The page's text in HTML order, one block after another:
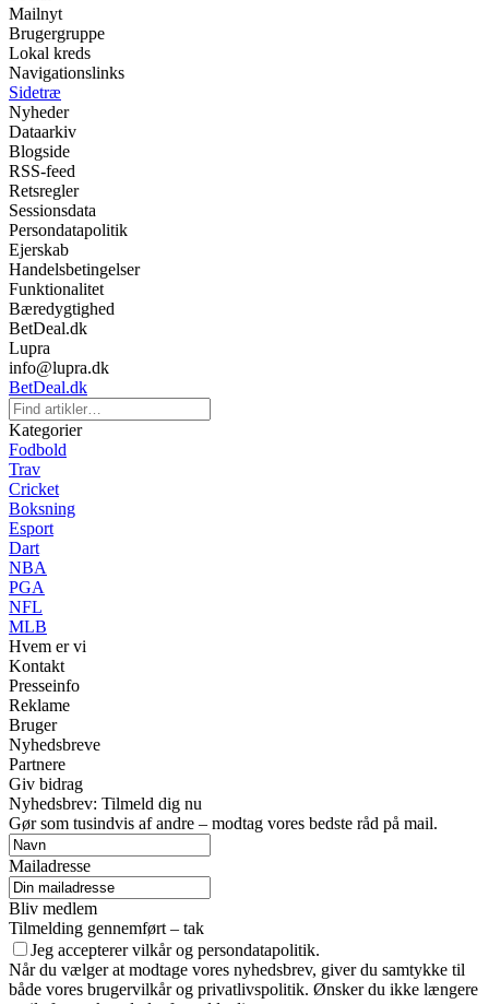
Mailnyt
Brugergruppe
Lokal kreds
Navigationslinks
Sidetræ
Nyheder
Dataarkiv
Blogside
RSS-feed
Retsregler
Sessionsdata
Persondatapolitik
Ejerskab
Handelsbetingelser
Funktionalitet
Bæredygtighed
BetDeal.dk
Lupra
info@lupra.dk
BetDeal.dk
Kategorier
Fodbold
Trav
Cricket
Boksning
Esport
Dart
NBA
PGA
NFL
MLB
Hvem er vi
Kontakt
Presseinfo
Reklame
Bruger
Nyhedsbreve
Partnere
Giv bidrag
Nyhedsbrev: Tilmeld dig nu
Gør som tusindvis af andre – modtag vores bedste råd på mail.
Mailadresse
Bliv medlem
Tilmelding gennemført – tak
Jeg accepterer vilkår og persondatapolitik.
Når du vælger at modtage vores nyhedsbrev, giver du samtykke til
både vores brugervilkår og privatlivspolitik. Ønsker du ikke længere